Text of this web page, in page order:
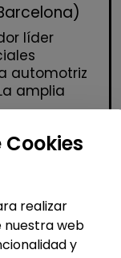
líder
automotriz
amplia
realizar
nuestra web
y